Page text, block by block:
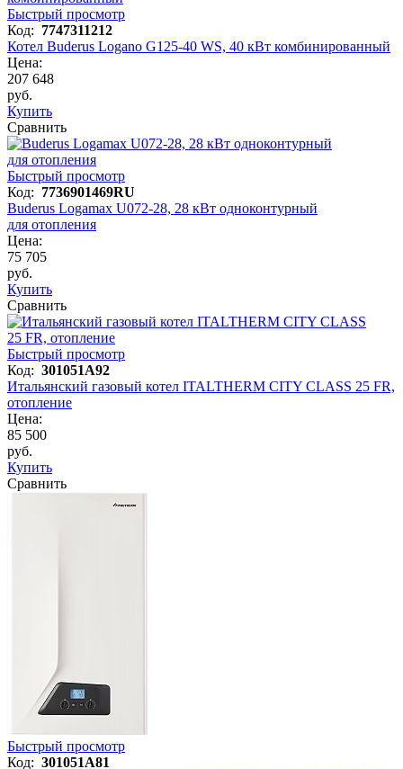
Быстрый просмотр
Код: 7747311212
Котел Buderus Logano G125-40 WS, 40 кВт комбинированный
Цена:
207 648
руб.
Купить
Сравнить
Быстрый просмотр
Код: 7736901469RU
Buderus Logamax U072-28, 28 кВт одноконтурный
для отопления
Цена:
75 705
руб.
Купить
Сравнить
Быстрый просмотр
Код: 301051A92
Итальянский газовый котел ITALTHERM CITY CLASS 25 FR,
отопление
Цена:
85 500
руб.
Купить
Сравнить
Быстрый просмотр
Код: 301051A81